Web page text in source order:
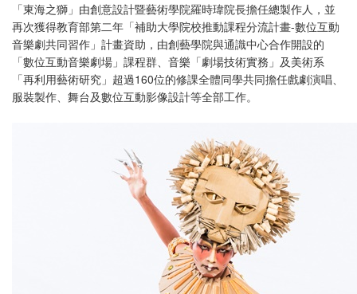
「東海之獅」由創意設計暨藝術學院羅時瑋院長擔任總製作人，並
再次獲得教育部第二年「補助大學院校推動課程分流計畫-數位互動
音樂劇共同習作」計畫資助，由創藝學院與通識中心合作開設的
「數位互動音樂劇場」課程群、音樂「劇場技術實務」及美術系
「再利用藝術研究」超過160位的修課全體同學共同擔任戲劇演唱、
服裝製作、舞台及數位互動影像設計等全部工作。